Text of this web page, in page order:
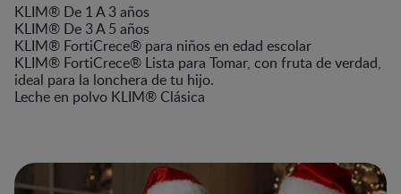
KLIM® De 1 A 3 años
KLIM® De 3 A 5 años
KLIM® FortiCrece® para niños en edad escolar
KLIM® FortiCrece® Lista para Tomar, con fruta de verdad,
ideal para la lonchera de tu hijo.
Leche en polvo KLIM® Clásica